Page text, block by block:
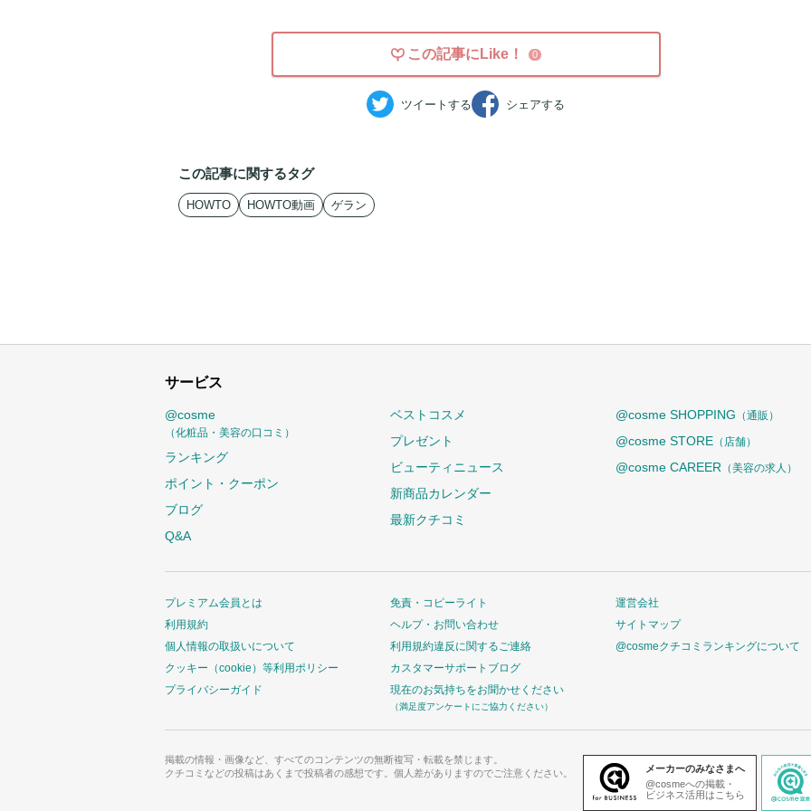
この記事にLike！ 0
ツイート する シェアする
この記事に関するタグ
HOWTO HOWTO動画 ゲラン
サービス
@cosme
（化粧品・美容の口コミ）
ランキング
ポイント・クーポン
ブログ
Q&A
ベストコスメ
プレゼント
ビューティニュース
新商品カレンダー
最新クチコミ
@cosme SHOPPING （通販）
@cosme STORE （店舗）
@cosme CAREER （美容の求人）
プレミアム会員とは
利用規約
個人情報の取扱いについて
クッキー（cookie）等利用ポリシー
プライバシーガイド
免責・コピーライト
ヘルプ・お問い合わせ
利用規約違反に関するご連絡
カスタマーサポートブログ
現在のお気持ちをお聞かせください
（満足度アンケートにご協力ください）
運営会社
サイトマップ
@cosmeクチコミランキングについて
掲載の情報・画像など、すべてのコンテンツの無断複写・転載を禁じます。
クチコミなどの投稿はあくまで投稿者の感想です。個人差がありますのでご注意ください。
メーカーのみなさまへ
@cosmeへの掲載・
ビジネス活用はこちら